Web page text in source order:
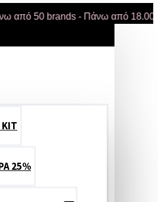
brands - Πάνω από 18.000
25%